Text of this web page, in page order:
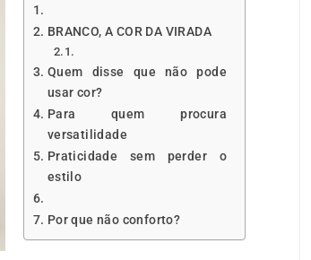
BRANCO, A COR DA VIRADA
Quem disse que não pode
usar cor?
Para quem procura
versatilidade
Praticidade sem perder o
estilo
Por que não conforto?